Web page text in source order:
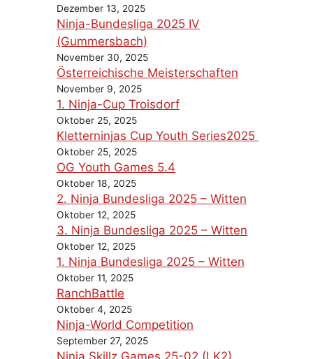
Dezember 13, 2025
Ninja-Bundesliga 2025 IV
(Gummersbach)
November 30, 2025
Österreichische Meisterschaften
November 9, 2025
1. Ninja-Cup Troisdorf
Oktober 25, 2025
Kletterninjas Cup Youth Series2025
Oktober 25, 2025
OG Youth Games 5.4
Oktober 18, 2025
2. Ninja Bundesliga 2025 – Witten
Oktober 12, 2025
3. Ninja Bundesliga 2025 – Witten
Oktober 12, 2025
1. Ninja Bundesliga 2025 – Witten
Oktober 11, 2025
RanchBattle
Oktober 4, 2025
Ninja-World Competition
September 27, 2025
Ninja Skillz Games 25-02 (LK2)